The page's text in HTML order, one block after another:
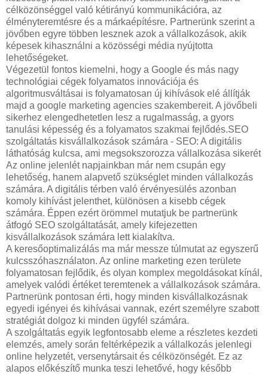
célközönséggel való kétirányú kommunikációra, az
élményteremtésre és a márkaépítésre. Partnerünk szerint a
jövőben egyre többen lesznek azok a vállalkozások, akik
képesek kihasználni a közösségi média nyújtotta
lehetőségeket.
Végezetül fontos kiemelni, hogy a Google és más nagy
technológiai cégek folyamatos innovációja és
algoritmusváltásai is folyamatosan új kihívások elé állítják
majd a google marketing agencies szakembereit. A jövőbeli
sikerhez elengedhetetlen lesz a rugalmasság, a gyors
tanulási képesség és a folyamatos szakmai fejlődés.SEO
szolgáltatás kisvállalkozások számára - SEO: A digitális
láthatóság kulcsa, ami megsokszorozza vállalkozása sikerét
Az online jelenlét napjainkban már nem csupán egy
lehetőség, hanem alapvető szükséglet minden vállalkozás
számára. A digitális térben való érvényesülés azonban
komoly kihívást jelenthet, különösen a kisebb cégek
számára. Éppen ezért örömmel mutatjuk be partnerünk
átfogó SEO szolgáltatását, amely kifejezetten
kisvállalkozások számára lett kialakítva.
A keresőoptimalizálás ma már messze túlmutat az egyszerű
kulcsszóhasználaton. Az online marketing ezen területe
folyamatosan fejlődik, és olyan komplex megoldásokat kínál,
amelyek valódi értéket teremtenek a vállalkozások számára.
Partnerünk pontosan érti, hogy minden kisvállalkozásnak
egyedi igényei és kihívásai vannak, ezért személyre szabott
stratégiát dolgoz ki minden ügyfél számára.
A szolgáltatás egyik legfontosabb eleme a részletes kezdeti
elemzés, amely során feltérképezik a vállalkozás jelenlegi
online helyzetét, versenytársait és célközönségét. Ez az
alapos előkészítő munka teszi lehetővé, hogy később